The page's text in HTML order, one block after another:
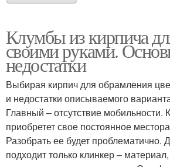
Клумбы из кирпича
своими руками.
недостатки
Выбирая кирпич для обрамления
и недостатки описываемого
Главный – отсутствие мобильности.
приобретет свое постоянное
Разобрать ее будет проблематично.
подходит только клинкер –